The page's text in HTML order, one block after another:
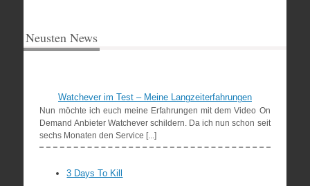
Neusten News
Watchever im Test – Meine Langzeiterfahrungen
Nun möchte ich euch meine Erfahrungen mit dem Video On
Demand Anbieter Watchever schildern. Da ich nun schon seit
sechs Monaten den Service [...]
3 Days To Kill